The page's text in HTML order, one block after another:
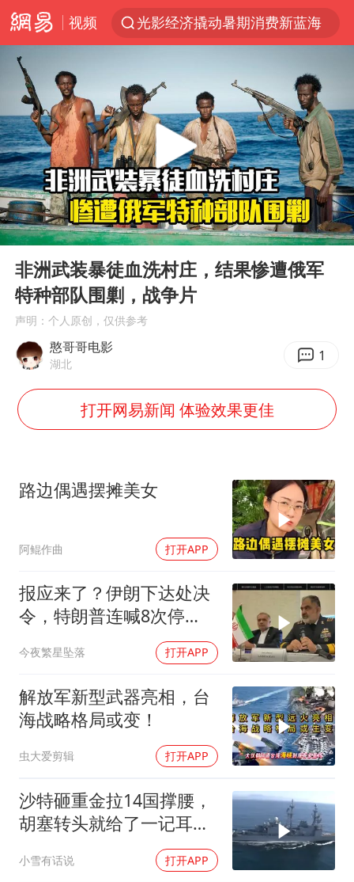
视频
光影经济撬动暑期消费新蓝海
新疆优化调整景区内自驾服务费
上四休三，但降薪1000元，你接受吗？
央视新主播李秋莹孙亚鹏亮相
情侣平潭拍日出坠崖1死1伤
梁家辉：到内地拍戏不是北上是回归
全民健身事业高质量发展
台当局重金为“台独”织“皇帝新衣”
老挝国会主席赛宋蓬逝世
白海豚将正面袭击贯穿浙江
酒店回应车内过夜被收150元
杭州全市有序停课
36岁男演员成景区NPC后人气爆棚
夏日经济乘“热”而上 消费市场向“新”而行
乐享全民健身 共筑健康中国
Play
00:00 04:24
非洲武装暴徒血洗村庄，结果惨遭俄军
特种部队围剿，战争片
声明：个人原创，仅供参考
憨哥哥电影
湖北 1
打开网易新闻 体验效果更佳
路边偶遇摆摊美女
阿鲲作曲 打开APP
报应来了？伊朗下达处决
令，特朗普连喊8次停
手，海外资产遭清算
今夜繁星坠落 打开APP
解放军新型武器亮相，台
海战略格局或变！
虫大爱剪辑 打开APP
沙特砸重金拉14国撑腰，
胡塞转头就给了一记耳
光，红海这条命脉真要断
了？
小雪有话说 打开APP